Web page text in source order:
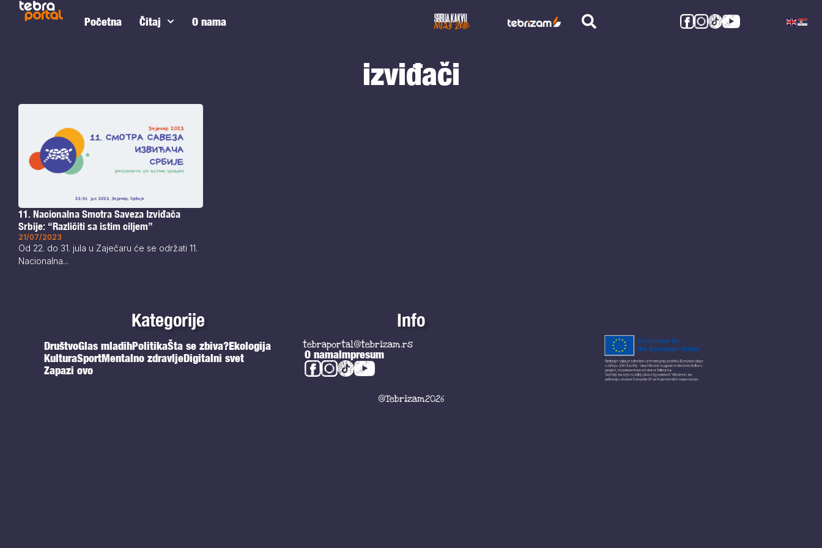
Početna Čitaj O nama
izviđači
11. Nacionalna Smotra Saveza Izviđača
Srbije: “Različiti sa istim ciljem”
21/07/2023
Od 22. do 31. jula u Zaječaru će se održati 11.
Nacionalna...
Kategorije Info
DruštvoGlas mladihPolitikaŠta se zbiva?Ekologija
KulturaSportMentalno zdravljeDigitalni svet
Zapazi ovo
tebraportal@tebrizam.rs
O namaImpresum
@Tebrizam2026